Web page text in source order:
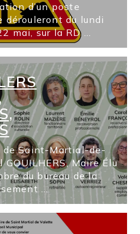
d’un poste
dérouleront du lundi
mai, sur la RD ...
de Saint-Martial-de-
Maire Élu
du bureau de la
...